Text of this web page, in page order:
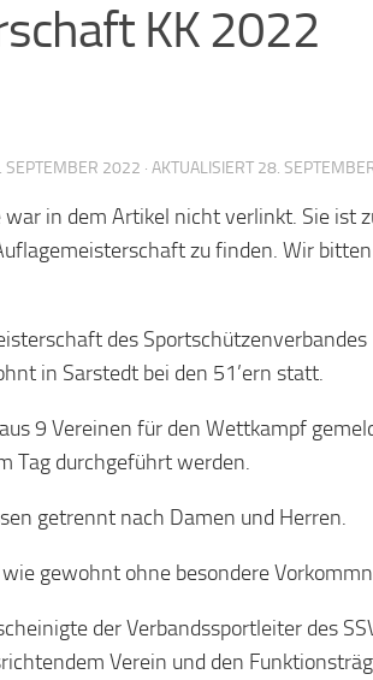
KK 2022
SEPTEMBER 2022 · AKTUALISIERT 28.
in dem Artikel nicht verlinkt. Sie ist
zu finden. Wir
des Sportschützenverbandes
in Sarstedt bei den 51’ern statt.
9 Vereinen für den Wettkampf
Tag durchgeführt werden.
getrennt nach Damen und Herren.
gewohnt ohne besondere
der Verbandssportleiter des
Verein und den